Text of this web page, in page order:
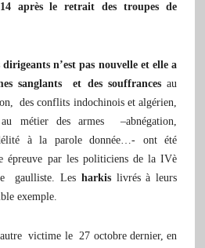
après le retrait des troupes de
n’est pas nouvelle et elle a
sanglants et des souffrancesau
des conflits indochinois et algérien,
métier des armes –abnégation,
à la parole donnée…- ont été
épreuve par les politiciens de la IVè
gaulliste. Les harkislivrés à leurs
exemple.
victime le 27 octobre dernier, en